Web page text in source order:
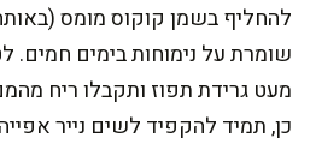
להחליף בשמן קוקוס מומס
שומרת על נימוחות בימים חמים.
מעט גרידת תפוז ותקבלו ריח
כן, תמיד להקפיד לשים נייר